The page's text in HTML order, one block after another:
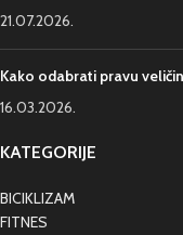
21.07.2026.
Kako odabrati pravu
16.03.2026.
KATEGORIJE
BICIKLIZAM
FITNES